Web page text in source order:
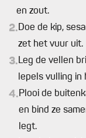
en zout.
2.Doe de kip,
zet het vuur uit.
3.Leg de vellen
lepels vulling in
4.Plooi de
en bind ze
legt.